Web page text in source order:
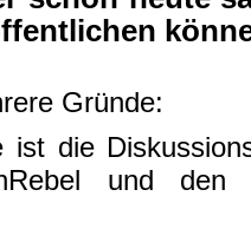
Gründe:
ist die
und den